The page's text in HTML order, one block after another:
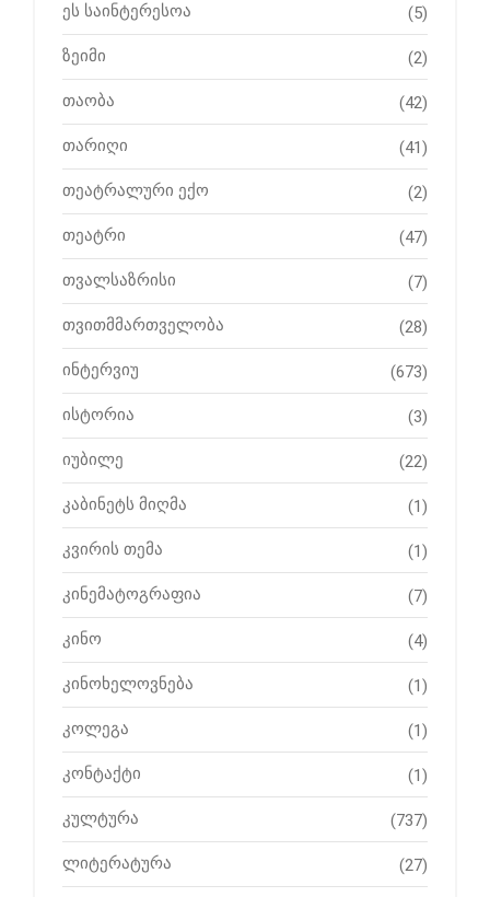
ეს საინტერესოა (5)
ზეიმი (2)
თაობა (42)
თარიღი (41)
თეატრალური ექო (2)
თეატრი (47)
თვალსაზრისი (7)
თვითმმართველობა (28)
ინტერვიუ (673)
ისტორია (3)
იუბილე (22)
კაბინეტს მიღმა (1)
კვირის თემა (1)
კინემატოგრაფია (7)
კინო (4)
კინოხელოვნება (1)
კოლეგა (1)
კონტაქტი (1)
კულტურა (737)
ლიტერატურა (27)